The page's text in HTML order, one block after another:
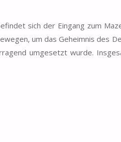
sich der Eingang zum
um das Geheimnis des
umgesetzt wurde.